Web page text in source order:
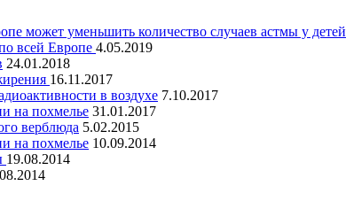
может уменьшить количество случаев астмы у детей
всей Европе 4.05.2019
24.01.2018
16.11.2017
в воздухе 7.10.2017
на похмелье 31.01.2017
верблюда 5.02.2015
на похмелье 10.09.2014
19.08.2014